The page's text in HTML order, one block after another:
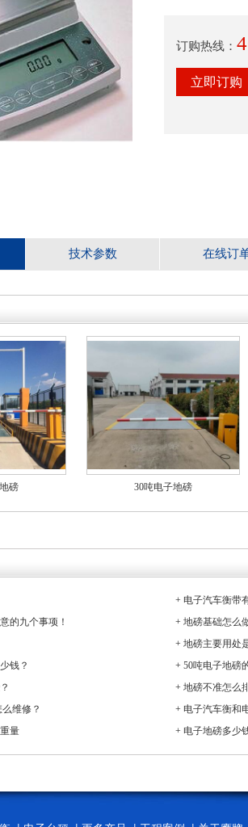
订购热线：
立即订购
技术参数 在线订
磅 30吨电子地磅
+ 电子汽车衡带
的九个事项！ + 地磅基础怎么
+ 地磅主要用处
钱？ + 50吨电子地磅
+ 地磅不准怎么
维修？ + 电子汽车衡和
量 + 电子地磅多少